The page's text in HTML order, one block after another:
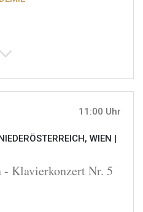
11:00 Uhr
WIEN |
- Klavierkonzert Nr. 5